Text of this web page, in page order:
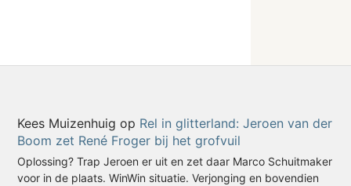
Kees Muizenhuig op Rel in glitterland: Jeroen van der
Boom zet René Froger bij het grofvuil
Oplossing? Trap Jeroen er uit en zet daar Marco Schuitmaker
voor in de plaats. WinWin situatie. Verjonging en bovendien